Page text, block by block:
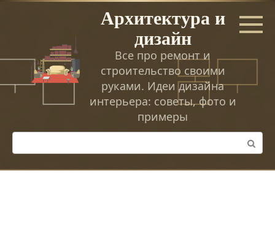
Перейти
Архитектура и
дизайн
Все про ремонт и
строительство своими
руками. Идеи дизайна
интерьера: советы, фото и
примеры
Поиск: